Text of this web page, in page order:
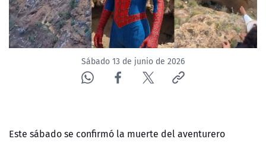
CORPORATIVO Y TRANSPARENCIA
CANAL DE DENUNCIAS
ÁREA DE PROYECTOSSábado 13 de junio de 2026
Este sábado se confirmó la muerte del aventurero